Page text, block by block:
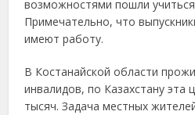
возможностями пошли
Примечательно, что
имеют работу.
В Костанайской области
инвалидов, по Казахстану эта
тысяч. Задача местных